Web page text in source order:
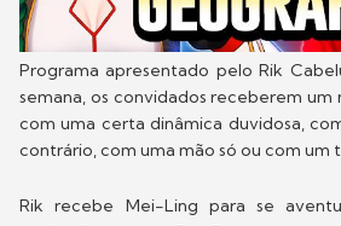
Programa apresentado pelo Rik
semana, os convidados receberem um
com uma certa dinâmica duvidosa,
contrário, com uma mão só ou com um
Rik recebe Mei-Ling para se